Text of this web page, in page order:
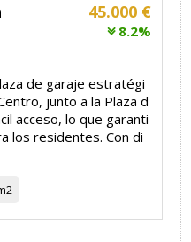
45.000 €
8.2%
de garaje estratégi
junto a la Plaza d
acceso, lo que garanti
los residentes. Con di